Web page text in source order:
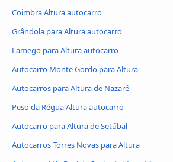
Coimbra Altura autocarro
Grândola para Altura autocarro
Lamego para Altura autocarro
Autocarro Monte Gordo para Altura
Autocarros para Altura de Nazaré
Peso da Régua Altura autocarro
Autocarro para Altura de Setúbal
Autocarros Torres Novas para Altura